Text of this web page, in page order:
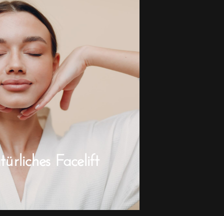
Facelift